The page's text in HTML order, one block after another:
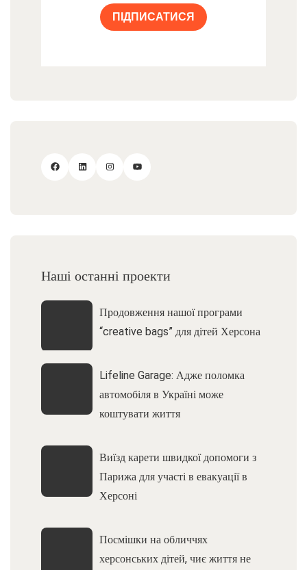
ПІДПИСАТИСЯ
Наші останні проекти
Продовження нашої програми
“creative bags” для дітей Херсона
Lifeline Garage: Адже поломка
автомобіля в Україні може
коштувати життя
Виїзд карети швидкої допомоги з
Парижа для участі в евакуації в
Херсоні
Посмішки на обличчях
херсонських дітей, чиє життя не